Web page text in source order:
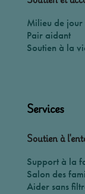
Milieu de jour
Pair aidant
Soutien à la
Services
Soutien à
Support à la
Salon des
Aider sans